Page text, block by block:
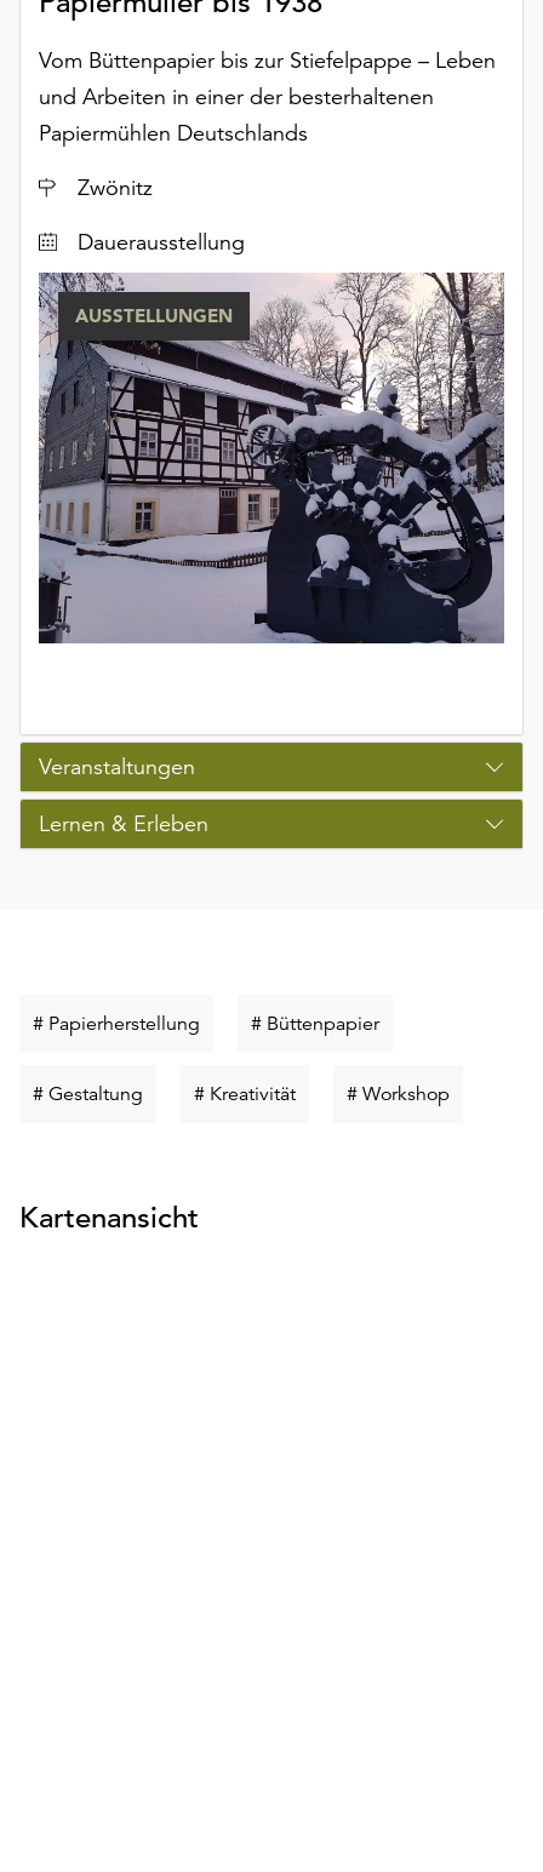
Vom Büttenpapier bis zur Stiefelpappe – Leben
und Arbeiten in einer der besterhaltenen
Papiermühlen Deutschlands
Ort
Zwönitz
Dauerausstellung
AUSSTELLUNGEN
Veranstaltungen
Lernen & Erleben
# Papierherstellung Schlüsselwort
# BüttenpapierSchlüsselwort
# Gestaltung Schlüsselwort
# KreativitätSchlüsselwort
# Workshop
Kartenansicht